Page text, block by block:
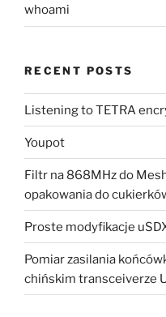
whoami
RECENT POSTS
Listening to TETRA
Youpot
Filtr na 868MHz do
opakowania do
Proste modyfikacje
Pomiar zasilania
chińskim transceiverze